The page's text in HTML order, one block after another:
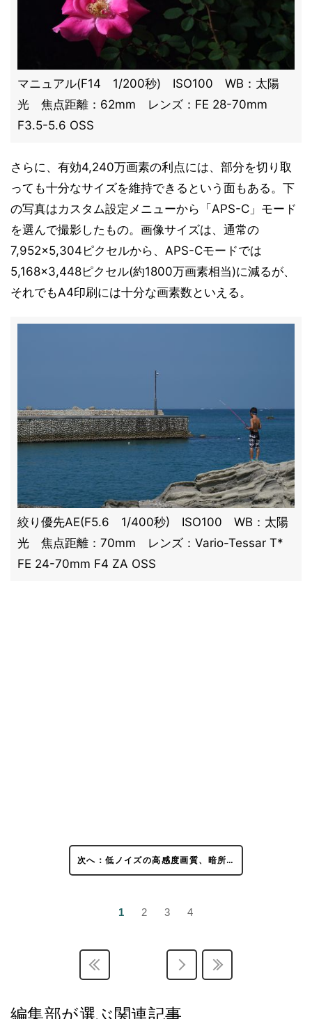
マニュアル(F14 1/200秒) ISO100 WB：太陽
光 焦点距離：62mm レンズ：FE 28-70mm
F3.5-5.6 OSS
さらに、有効4,240万画素の利点には、部分を切り取
っても十分なサイズを維持できるという面もある。下
の写真はカスタム設定メニューから「APS-C」モード
を選んで撮影したもの。画像サイズは、通常の
7,952×5,304ピクセルから、APS-Cモードでは
5,168×3,448ピクセル(約1800万画素相当)に減るが、
それでもA4印刷には十分な画素数といえる。
絞り優先AE(F5.6 1/400秒) ISO100 WB：太陽
光 焦点距離：70mm レンズ：Vario-Tessar T*
FE 24-70mm F4 ZA OSS
次へ：低ノイズの高感度画質、暗所…
1 2 3 4
編集部が選ぶ関連記事